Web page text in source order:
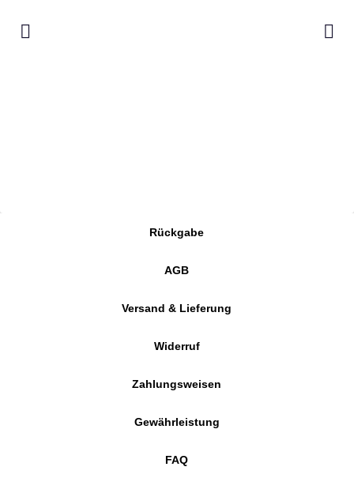
Rückgabe
AGB
Versand & Lieferung
Widerruf
Zahlungsweisen
Gewährleistung
FAQ